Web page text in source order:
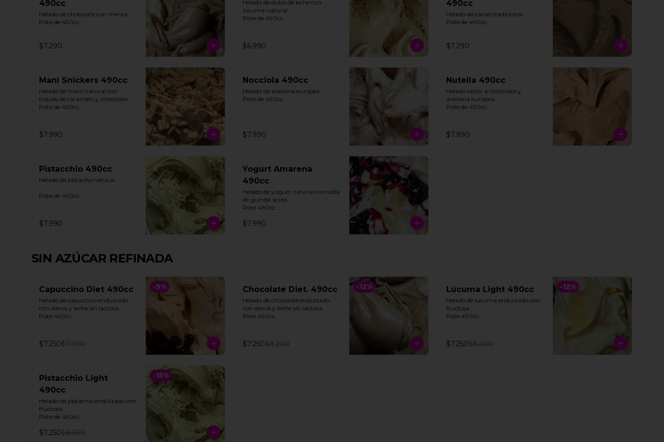
490cc
Helado de chocolate con menta.
Pote de 490cc.
$7.290
Helado de dulce de leche con
lúcuma natural.
Pote de 490cc.
$6.990
490cc
Helado de cacao tradicional.
Pote de 490cc.
$7.290
Maní Snickers 490cc
Helado de mani natural con
toques de caramelo y chocolate.
Pote de 490cc.
$7.990
Nocciola 490cc
Helado de avellana europea.
Pote de 490cc.
$7.990
Nutella 490cc
Helado sabor a chocolate y
avellana europea.
Pote de 490cc.
$7.990
Pistacchio 490cc
Helado de pistacho natural.
Pote de 490cc.
$7.990
Yogurt Amarena
490cc
Helado de yogurt natural con salsa
de guinda ácida.
Pote 490cc.
**FOTO REFERENCIAL**
$7.990
SIN AZÚCAR REFINADA
-9%
Capuccino Diet 490cc
Helado de capuccino endulzado
con stevia y leche sin lactosa.
Pote 490cc.
$7.250$7.990
-12%
Chocolate Diet. 490cc
Helado de chocolate endulzado
con stevia y leche sin lactosa.
Pote 490cc.
$7.250$8.200
-12%
Lúcuma Light 490cc
Helado de lucuma endulzado con
fructosa.
Pote 490cc.
$7.250$8.200
-15%
Pistacchio Light
490cc
Helado de pistachio endulzado con
fructosa.
Pote de 490cc.
$7.250$8.500